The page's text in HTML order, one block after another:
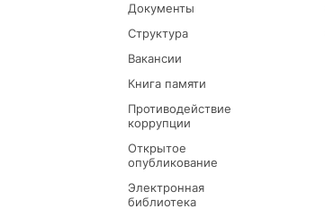
Документы
Структура
Вакансии
Книга памяти
Противодействие
коррупции
Открытое
опубликование
Электронная
библиотека